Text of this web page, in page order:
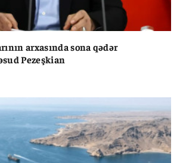
arxasında sona qədər
Pezeşkian